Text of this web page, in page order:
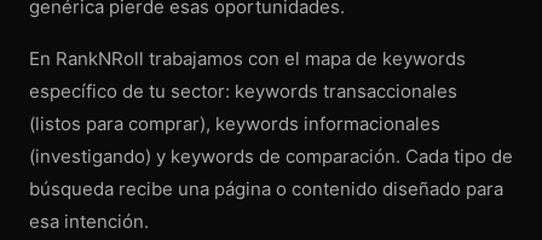
genérica pierde esas oportunidades.
En RankNRoll trabajamos con el mapa de keywords
específico de tu sector: keywords transaccionales
(listos para comprar), keywords informacionales
(investigando) y keywords de comparación. Cada tipo de
búsqueda recibe una página o contenido diseñado para
esa intención.